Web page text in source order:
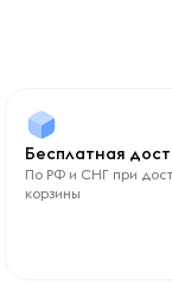
Бесплатная
По РФ и СНГ при
корзины